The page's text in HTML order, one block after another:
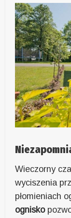
Wieczorny
wyciszenia
płomieniach
ognisko